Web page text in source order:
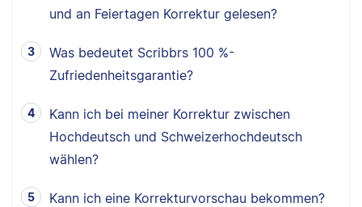
und an Feiertagen Korrektur gelesen?
Was bedeutet Scribbrs 100 %-
Zufriedenheitsgarantie?
Kann ich bei meiner Korrektur zwischen
Hochdeutsch und Schweizerhochdeutsch
wählen?
Kann ich eine Korrekturvorschau bekommen?